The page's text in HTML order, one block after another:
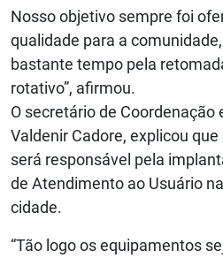
Nosso objetivo sempre foi
qualidade para a
bastante tempo pela
rotativo”, afirmou.
O secretário de Coordenação
Valdenir Cadore, explicou
será responsável pela
de Atendimento ao Usuário
cidade.
“Tão logo os equipamentos